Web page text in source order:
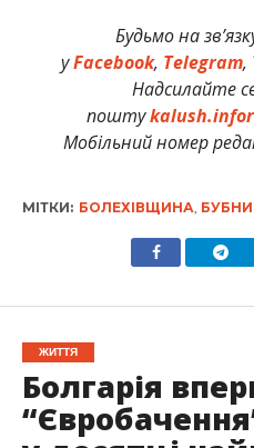
Будьмо на
уFacebook, Telegram,
Надсилайте
пошту
Мобільний номер
МІТКИ: БОЛЕХІВЩИНА
ЖИТТЯ
Болгарія